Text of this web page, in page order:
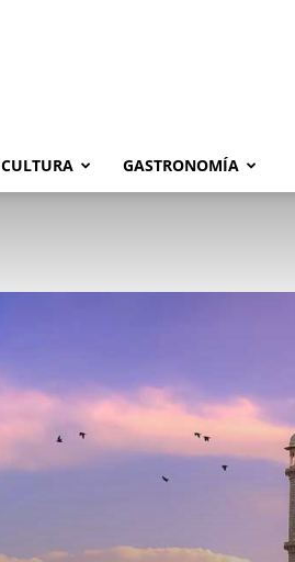
CULTURA GASTRONOMÍA